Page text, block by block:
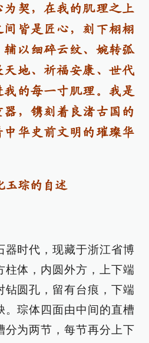
契，在我的肌理之上
皆是匠心，刻下栩栩
以细碎云纹、婉转弧
地、祈福安康、世代
的每一寸肌理。我是
，镌刻着良渚古国的
中华史前文明的璀璨华
琮的自述
器时代，现藏于浙江省博
柱体，内圆外方，上下端
钻圆孔，留有台痕，下端
。琮体四面由中间的直槽
分为两节，每节再分上下